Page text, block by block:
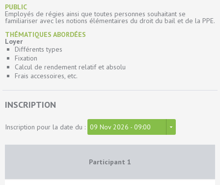
PUBLIC
Employés de régies ainsi que toutes personnes souhaitant se
familiariser avec les notions élémentaires du droit du bail et de la PPE.
THÉMATIQUES ABORDÉES
Loyer
Différents types
Fixation
Calcul de rendement relatif et absolu
Frais accessoires, etc.
INSCRIPTION
Inscription pour la date du : 09 Nov 2026 - 09:00
Participant 1